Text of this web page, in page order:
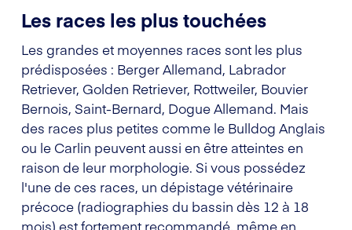
Les races les plus touchées
Les grandes et moyennes races sont les plus
prédisposées : Berger Allemand, Labrador
Retriever, Golden Retriever, Rottweiler, Bouvier
Bernois, Saint-Bernard, Dogue Allemand. Mais
des races plus petites comme le Bulldog Anglais
ou le Carlin peuvent aussi en être atteintes en
raison de leur morphologie. Si vous possédez
l'une de ces races, un dépistage vétérinaire
précoce (radiographies du bassin dès 12 à 18